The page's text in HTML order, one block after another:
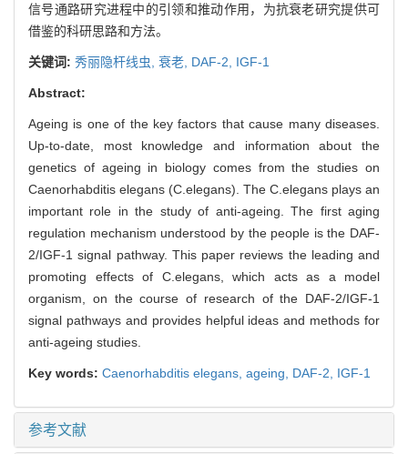
信号通路研究进程中的引领和推动作用，为抗衰老研究提供可
借鉴的科研思路和方法。
关键词: 秀丽隐杆线虫, 衰老, DAF-2, IGF-1
Abstract:
Ageing is one of the key factors that cause many diseases.
Up-to-date, most knowledge and information about the
genetics of ageing in biology comes from the studies on
Caenorhabditis elegans (C.elegans). The C.elegans plays an
important role in the study of anti-ageing. The first aging
regulation mechanism understood by the people is the DAF-
2/IGF-1 signal pathway. This paper reviews the leading and
promoting effects of C.elegans, which acts as a model
organism, on the course of research of the DAF-2/IGF-1
signal pathways and provides helpful ideas and methods for
anti-ageing studies.
Key words: Caenorhabditis elegans, ageing, DAF-2, IGF-1
参考文献